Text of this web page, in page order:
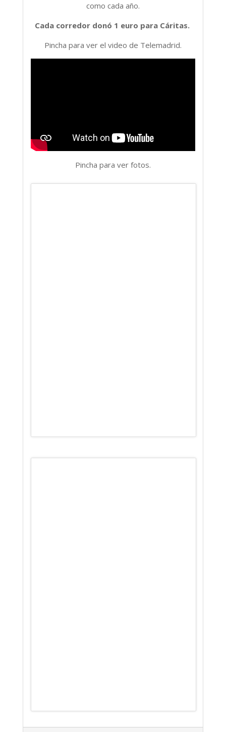
como cada año.
Cada corredor donó 1 euro para Cáritas.
Pincha para ver el video de Telemadrid.
Pincha para ver fotos.